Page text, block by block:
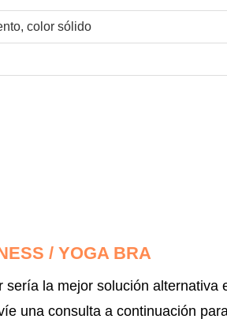
color sólido
/ YOGA BRA
la mejor solución alternativa
una consulta a continuación